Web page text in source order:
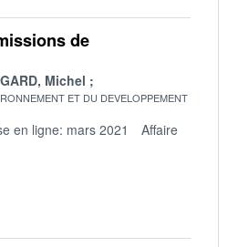
de
Michel
ET DU DEVELOPPEMENT
en ligne: mars 2021
Affaire